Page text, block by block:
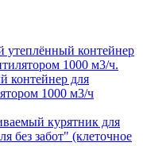
для
1000 м3/ч